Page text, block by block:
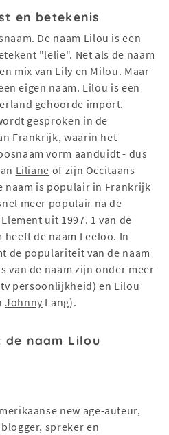
en betekenis
. De naam Lilou is een
"lelie". Net als de naam
mix van Lily en Milou. Maar
eigen naam. Lilou is een
gehoorde import.
gesproken in de
Frankrijk, waarin het
vorm aanduidt - dus
Liliane of zijn Occitaans
naam is populair in Frankrijk
meer populair na de
uit 1997. 1 van de
de naam Leeloo. In
de populariteit van de naam
van de naam zijn onder meer
persoonlijkheid) en Lilou
Johnny Lang).
de naam Lilou
new age-auteur,
spreker en